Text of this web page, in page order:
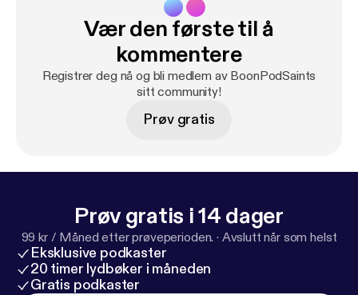
https://anchor.fm/anthony-casillas/support
Vær den første til å
kommentere
Registrer deg nå og bli medlem av BoonPodSaints
sitt community!
Prøv gratis
Prøv gratis i 14 dager
99 kr / Måned etter prøveperioden. · Avslutt når som helst
Eksklusive podkaster
20 timer lydbøker i måneden
Gratis podkaster